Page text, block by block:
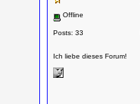
Offline
Posts: 33
Ich liebe dieses Forum!